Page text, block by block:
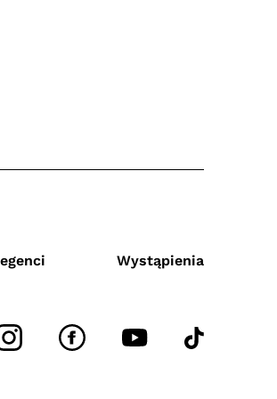
Wystąpienia